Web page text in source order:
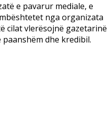
e pavarur mediale, e
nga organizata
cilat vlerësojnë gazetarinë
dhe kredibil.